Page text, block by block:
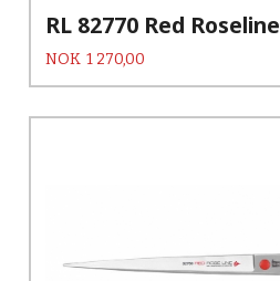
RL 82770 Red Roseline
Pris
NOK 1 270,00